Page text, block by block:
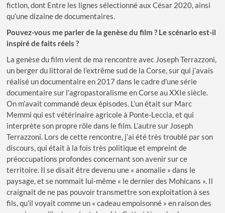
fiction, dont Entre les lignes sélectionné aux César 2020, ainsi
qu’une dizaine de documentaires.
Pouvez-vous me parler de la genèse du film ? Le scénario est-il
inspiré de faits réels ?
La genèse du film vient de ma rencontre avec Joseph Terrazzoni,
un berger du littoral de l’extrême sud de la Corse, sur qui j’avais
réalisé un documentaire en 2017 dans le cadre d’une série
documentaire sur l’agropastoralisme en Corse au XXIe siècle.
On m’avait commandé deux épisodes. L’un était sur Marc
Memmi qui est vétérinaire agricole à Ponte-Leccia, et qui
interprète son propre rôle dans le film. L’autre sur Joseph
Terrazzoni. Lors de cette rencontre, j’ai été très troublé par son
discours, qui était à la fois très politique et empreint de
préoccupations profondes concernant son avenir sur ce
territoire. Il se disait être devenu une « anomalie » dans le
paysage, et se nommait lui-même « le dernier des Mohicans ». Il
craignait de ne pas pouvoir transmettre son exploitation à ses
fils, qu’il voyait comme un « cadeau empoisonné » en raison des